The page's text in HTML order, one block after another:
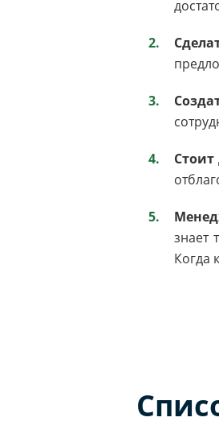
знает
Когда